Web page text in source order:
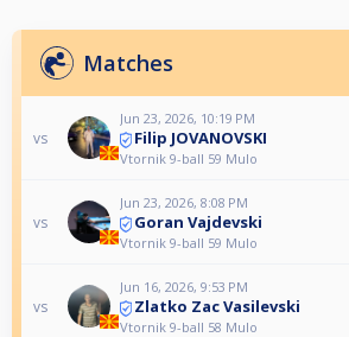
Matches
vs
Jun 23, 2026, 10:19 PM
Filip JOVANOVSKI
Vtornik 9-ball 59 Mulo
vs
Jun 23, 2026, 8:08 PM
Goran Vajdevski
Vtornik 9-ball 59 Mulo
vs
Jun 16, 2026, 9:53 PM
Zlatko Zac Vasilevski
Vtornik 9-ball 58 Mulo